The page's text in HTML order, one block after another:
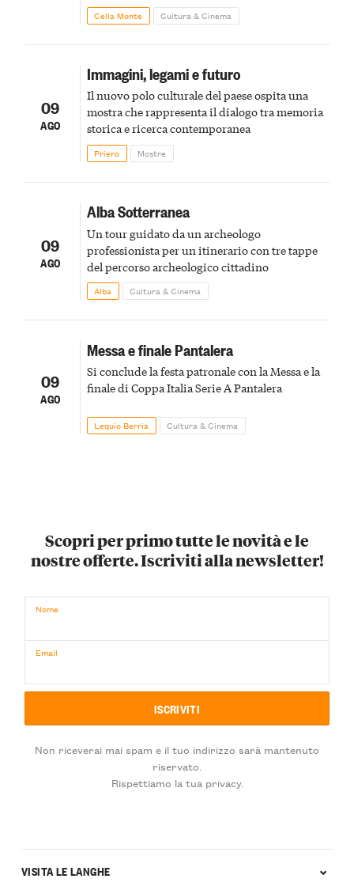
Cella Monte Cultura & Cinema
09
AGO
Immagini, legami e futuro
Il nuovo polo culturale del paese ospita una
mostra che rappresenta il dialogo tra memoria
storica e ricerca contemporanea
Priero Mostre
09
AGO
Alba Sotterranea
Un tour guidato da un archeologo
professionista per un itinerario con tre tappe
del percorso archeologico cittadino
Alba Cultura & Cinema
09
AGO
Messa e finale Pantalera
Si conclude la festa patronale con la Messa e la
finale di Coppa Italia Serie A Pantalera
Lequio Berria Cultura & Cinema
Scopri per primo tutte le novità e le
nostre offerte. Iscriviti alla newsletter!
Nome
Email
Non riceverai mai spam e il tuo indirizzo sarà mantenuto
riservato.
Rispettiamo la tua privacy.
VISITA LE LANGHE